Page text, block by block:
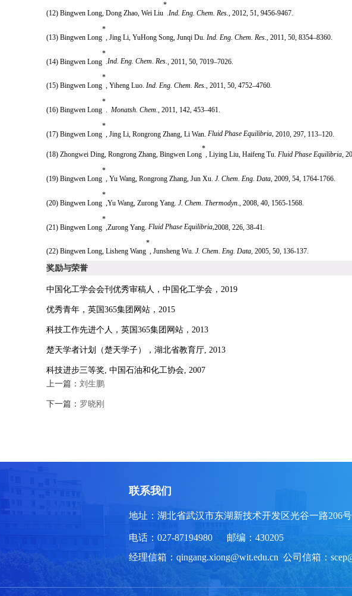
(12)Bingwen Long,Dong Zhao, Wei Liu
*
.Ind. Eng. Chem. Res., 2012,51, 9456-9467.
(13)Bingwen Long
*
,Jing Li, YuHong Song, Junqi Du. Ind. Eng. Chem. Res. , 2011,50, 8354–8360.
(14)Bingwen Long
*
.Ind. Eng. Chem. Res. , 2011,50, 7019–7026.
(15)Bingwen Long
*
, Yiheng Luo.Ind. Eng. Chem. Res.,2011, 50, 4752–4760.
(16)Bingwen Long
*
Monatsh. Chem. , 2011 , 142, 453–461.
(17)Bingwen Long
*
Jing Li, Rongrong Zhang, Li Wan.Fluid Phase Equilibria,2010 , 297, 113–120.
(18)Zhongwei Ding, Rongrong Zhang,Bingwen Long
*
,Liying Liu, Haifeng Tu.Fluid Phase Equilibria,
(19)Bingwen Long
*
, Yu Wang, Rongrong Zhang, Jun Xu.J. Chem. Eng. Data,2009, 54, 1764-1766.
(20)Bingwen Long
*
,Yu Wang, Zurong Yang.J. Chem. Thermodyn. ,2008 , 40, 1565-1568.
(21)Bingwen Long
*
Zurong Yang .Fluid Phase Equilibria,2008 , 226, 38-41.
(22)Bingwen Long, Lisheng Wang
*
, Junsheng Wu.J. Chem. Eng. Data, 2005, 50, 136-137.
奖励与荣誉
中国化工学会会刊优秀审稿人，中国化工学会，2019
优秀青年，英国365集团网站，2015
科技工作先进个人，英国365集团网站，2013
楚天学者计划（楚天学子），湖北省教育厅, 2013
科技进步三等奖,中国石油和化工协会, 2007
上一篇：刘生鹏
下一篇： 罗晓刚
联系我们
地址：湖北省武汉市东湖新技术开发区光谷一路206
电话：027-87194980 邮编：430205
经理信箱：qingang.xiong@wit.edu.cn 公司信箱：